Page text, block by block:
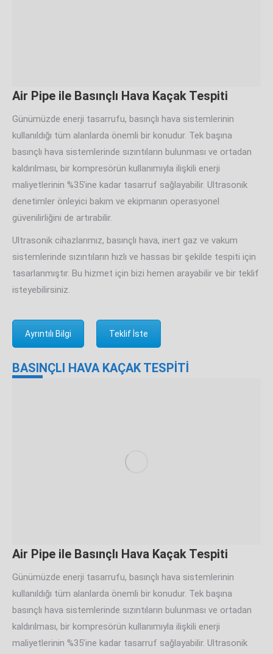
Air Pipe ile Basınçlı Hava Kaçak Tespiti
Günümüzde enerji tasarrufu, basınçlı hava sistemlerinin
kullanıldığı tüm alanlarda önemli bir konudur. Tek başına
basınçlı hava sistemlerinde sızıntıların bulunması ve ortadan
kaldırılması, bir kompresörün kullanımıyla ilişkili enerji
maliyetlerinin %35’ine kadar tasarruf sağlayabilir. Ultrasonik
denetimler önleyici bakım ve ekipmanın operasyonel
güvenilirliğini de artırabilir.
Ultrasonik cihazlarımız, basınçlı hava, inert gaz ve vakum
sistemlerinde sızıntıların hızlı ve hassas bir şekilde tespiti için
tasarlanmıştır. Bu hizmet için bizi hemen arayabilir ve bir teklif
isteyebilirsiniz.
Ayrıntılı Bilgi Teklif İste
BASINÇLI HAVA KAÇAK TESPİTİ
Air Pipe ile Basınçlı Hava Kaçak Tespiti
Günümüzde enerji tasarrufu, basınçlı hava sistemlerinin
kullanıldığı tüm alanlarda önemli bir konudur. Tek başına
basınçlı hava sistemlerinde sızıntıların bulunması ve ortadan
kaldırılması, bir kompresörün kullanımıyla ilişkili enerji
maliyetlerinin %35’ine kadar tasarruf sağlayabilir. Ultrasonik